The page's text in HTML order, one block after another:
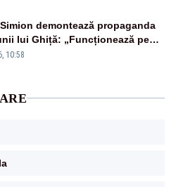
demontează propaganda
lui Ghiță: „Funcționează pe
de la români”
10:58